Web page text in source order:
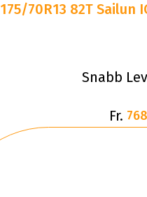
175/70R13 82T Sailun
Snabb
Fr.